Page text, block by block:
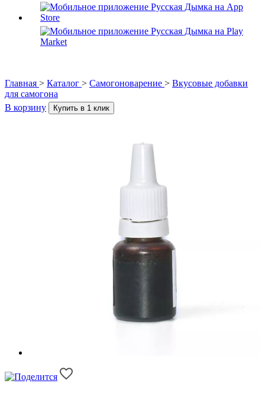
Главная > Каталог > Самогоноварение > Вкусовые добавки
для самогона
В корзину
Купить в 1 клик